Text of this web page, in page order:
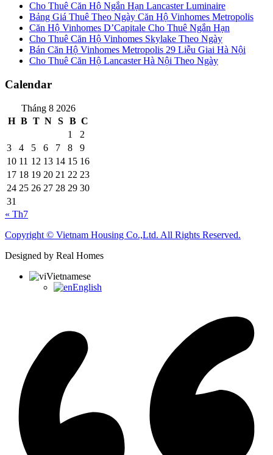
Cho Thuê Căn Hộ Ngắn Hạn Lancaster Luminaire
Bảng Giá Thuê Theo Ngày Căn Hộ Vinhomes Metropolis
Căn Hộ Vinhomes D’Capitale Cho Thuê Ngắn Hạn
Cho Thuê Căn Hộ Vinhomes Skylake Theo Ngày
Bán Căn Hộ Vinhomes Metropolis 29 Liễu Giai Hà Nội
Cho Thuê Căn Hộ Lancaster Hà Nội Theo Ngày
Calendar
Tháng 8 2026
H B T N S B C
1
2
3
4 5 6 7 8
9
10 11 12 13 14 15 16
17 18 19 20 21 22 23
24 25 26 27 28 29 30
31
« Th7
Copyright © Vietnam Housing Co.,Ltd. All Rights Reserved.
Designed by Real Homes
Vietnamese
English